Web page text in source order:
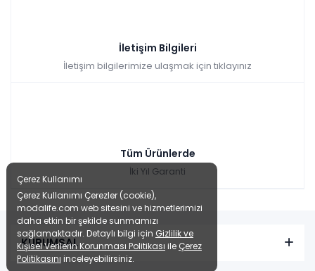
İletişim Bilgileri
İletişim bilgilerimize ulaşmak için tıklayınız
Tüm Ürünlerde
İki Yıl Garanti
KURUMSAL
Çerez Kullanımı
Çerez Kullanımı Çerezler (cookie),
modalife.com web sitesini ve hizmetlerimizi
daha etkin bir şekilde sunmamızı
sağlamaktadır. Detaylı bilgi için Gizlilik ve
Kişisel Verilerin Korunması Politikası ile Çerez
Politikasını inceleyebilirsiniz.